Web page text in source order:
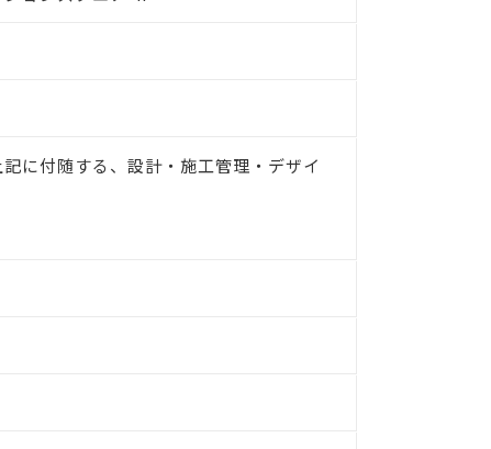
に付随する、設計・施工管理・デザイ